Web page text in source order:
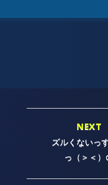
NEXT
ズルくないっ
っ（＞＜）